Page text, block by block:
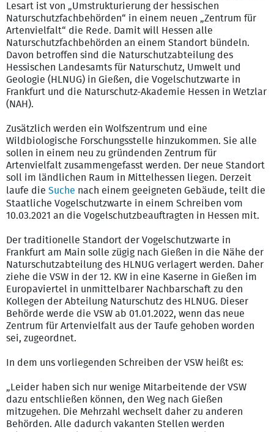
Lesart ist von „Umstrukturierung der hessischen
Naturschutzfachbehörden“ in einem neuen „Zentrum für
Artenvielfalt“ die Rede. Damit will Hessen alle
Naturschutzfachbehörden an einem Standort bündeln.
Davon betroffen sind die Naturschutzabteilung des
Hessischen Landesamts für Naturschutz, Umwelt und
Geologie (HLNUG) in Gießen, die Vogelschutzwarte in
Frankfurt und die Naturschutz-Akademie Hessen in Wetzlar
(NAH).
Zusätzlich werden ein Wolfszentrum und eine
Wildbiologische Forschungsstelle hinzukommen. Sie alle
sollen in einem neu zu gründenden Zentrum für
Artenvielfalt zusammengefasst werden. Der neue Standort
soll im ländlichen Raum in Mittelhessen liegen. Derzeit
laufe die Suche nach einem geeigneten Gebäude, teilt die
Staatliche Vogelschutzwarte in einem Schreiben vom
10.03.2021 an die Vogelschutzbeauftragten in Hessen mit.
Der traditionelle Standort der Vogelschutzwarte in
Frankfurt am Main solle zügig nach Gießen in die Nähe der
Naturschutzabteilung des HLNUG verlagert werden. Daher
ziehe die VSW in der 12. KW in eine Kaserne in Gießen im
Europaviertel in unmittelbarer Nachbarschaft zu den
Kollegen der Abteilung Naturschutz des HLNUG. Dieser
Behörde werde die VSW ab 01.01.2022, wenn das neue
Zentrum für Artenvielfalt aus der Taufe gehoben worden
sei, zugeordnet.
In dem uns vorliegenden Schreiben der VSW heißt es:
„Leider haben sich nur wenige Mitarbeitende der VSW
dazu entschließen können, den Weg nach Gießen
mitzugehen. Die Mehrzahl wechselt daher zu anderen
Behörden. Alle dadurch vakanten Stellen werden